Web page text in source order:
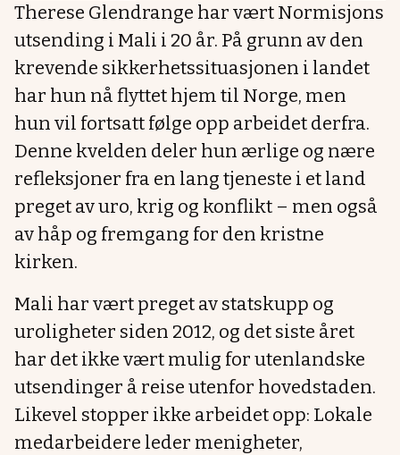
Therese Glendrange har vært Normisjons
utsending i Mali i 20 år. På grunn av den
krevende sikkerhetssituasjonen i landet
har hun nå flyttet hjem til Norge, men
hun vil fortsatt følge opp arbeidet derfra.
Denne kvelden deler hun ærlige og nære
refleksjoner fra en lang tjeneste i et land
preget av uro, krig og konflikt – men også
av håp og fremgang for den kristne
kirken.
Mali har vært preget av statskupp og
uroligheter siden 2012, og det siste året
har det ikke vært mulig for utenlandske
utsendinger å reise utenfor hovedstaden.
Likevel stopper ikke arbeidet opp: Lokale
medarbeidere leder menigheter,